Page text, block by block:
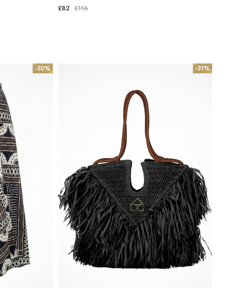
£82 £116
-30% -31%